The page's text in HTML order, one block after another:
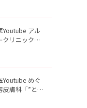
効く？向いて
しました。
Youtube アル
クリニック札
作用・リバ
た。
Youtube めぐ
皮膚科「”とお